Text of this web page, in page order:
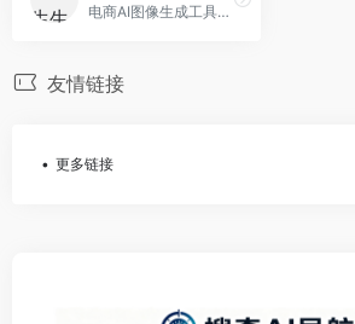
电商AI图像生成工具，专注于商品图创作。面向电商卖家，提供商品图生成、背景替换、批量处理等服务，商品图质量高。
友情链接
更多链接